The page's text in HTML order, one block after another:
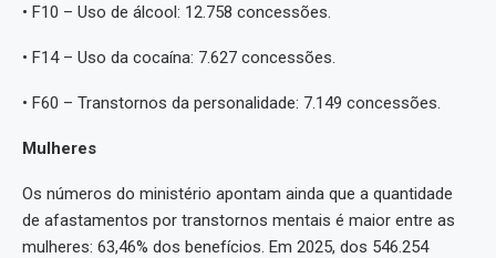
• F10 – Uso de álcool: 12.758 concessões.
• F14 – Uso da cocaína: 7.627 concessões.
• F60 – Transtornos da personalidade: 7.149 concessões.
Mulheres
Os números do ministério apontam ainda que a quantidade
de afastamentos por transtornos mentais é maior entre as
mulheres: 63,46% dos benefícios. Em 2025, dos 546.254